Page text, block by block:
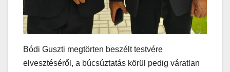
Bódi Guszti megtörten beszélt testvére
elvesztéséről, a búcsúztatás körül pedig váratlan